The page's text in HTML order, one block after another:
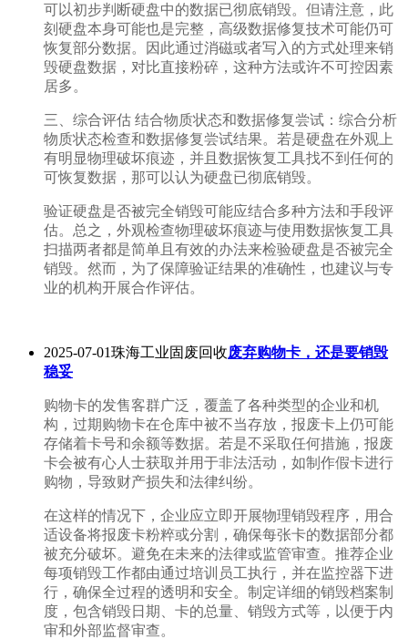
可以初步判断硬盘中的数据已彻底销毁。但请注意，此
刻硬盘本身可能也是完整，高级数据修复技术可能仍可
恢复部分数据。因此通过消磁或者写入的方式处理来销
毁硬盘数据，对比直接粉碎，这种方法或许不可控因素
居多。
三、综合评估 结合物质状态和数据修复尝试：综合分析
物质状态检查和数据修复尝试结果。若是硬盘在外观上
有明显物理破坏痕迹，并且数据恢复工具找不到任何的
可恢复数据，那可以认为硬盘已彻底销毁。
验证硬盘是否被完全销毁可能应结合多种方法和手段评
估。总之，外观检查物理破坏痕迹与使用数据恢复工具
扫描两者都是简单且有效的办法来检验硬盘是否被完全
销毁。然而，为了保障验证结果的准确性，也建议与专
业的机构开展合作评估。
2025-07-01珠海工业固废回收废弃购物卡，还是要销毁
稳妥
购物卡的发售客群广泛，覆盖了各种类型的企业和机
构，过期购物卡在仓库中被不当存放，报废卡上仍可能
存储着卡号和余额等数据。若是不采取任何措施，报废
卡会被有心人士获取并用于非法活动，如制作假卡进行
购物，导致财产损失和法律纠纷。
在这样的情况下，企业应立即开展物理销毁程序，用合
适设备将报废卡粉粹或分割，确保每张卡的数据部分都
被充分破坏。避免在未来的法律或监管审查。推荐企业
每项销毁工作都由通过培训员工执行，并在监控器下进
行，确保全过程的透明和安全。制定详细的销毁档案制
度，包含销毁日期、卡的总量、销毁方式等，以便于内
审和外部监督审查。